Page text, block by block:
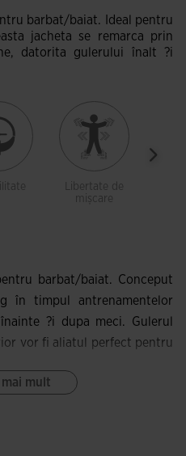
barbat/baiat. Ideal pentru
jacheta se remarca prin
datorita gulerului înalt ?i
Libertate de
mișcare
barbat/baiat. Conceput
în timpul antrenamentelor
?i dupa meci. Gulerul
vor fi aliatul perfect pentru
avansate în partea frontala
mult